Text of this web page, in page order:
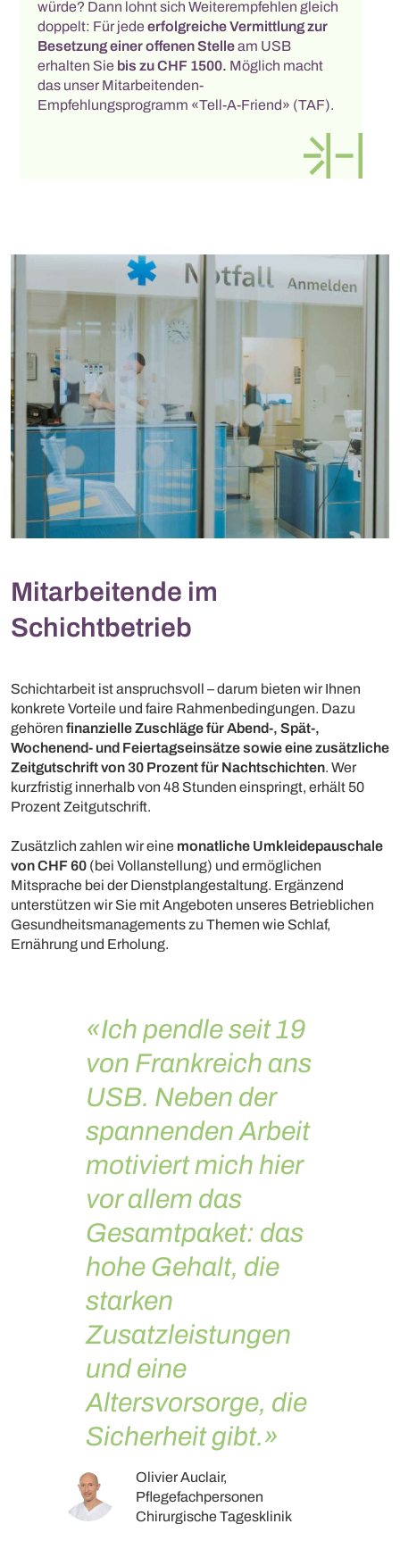
würde? Dann lohnt sich Weiterempfehlen gleich
doppelt: Für jede erfolgreiche Vermittlung zur
Besetzung einer offenen Stelleam USB
erhalten Sie bis zu CHF 1500. Möglich macht
das unser Mitarbeitenden-
Empfehlungsprogramm «Tell-A-Friend» (TAF).
Mitarbeitende im
Schichtbetrieb
Schichtarbeit ist anspruchsvoll – darum bieten wir Ihnen
konkrete Vorteile und faire Rahmenbedingungen. Dazu
gehören finanzielle Zuschläge für Abend-, Spät-,
Wochenend- und Feiertagseinsätze sowie eine zusätzliche
Zeitgutschrift von 30 Prozent für Nachtschichten. Wer
kurzfristig innerhalb von 48 Stunden einspringt, erhält 50
Prozent Zeitgutschrift.
Zusätzlich zahlen wir eine monatliche Umkleidepauschale
von CHF 60 (bei Vollanstellung) und ermöglichen
Mitsprache bei der Dienstplangestaltung. Ergänzend
unterstützen wir Sie mit Angeboten unseres Betrieblichen
Gesundheitsmanagements zu Themen wie Schlaf,
Ernährung und Erholung.
«Ich pendle seit 19
von Frankreich ans
USB. Neben der
spannenden Arbeit
motiviert mich hier
vor allem das
Gesamtpaket: das
hohe Gehalt, die
starken
Zusatzleistungen
und eine
Altersvorsorge, die
Sicherheit gibt.»
Olivier Auclair,
Pflegefachpersonen
Chirurgische Tagesklinik